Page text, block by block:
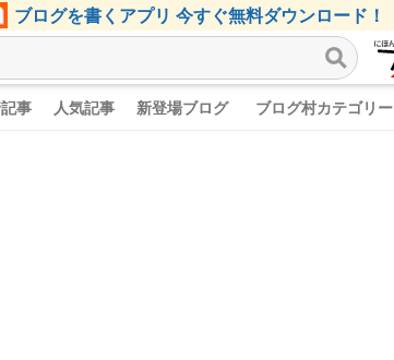
ブログを書くアプリ 今すぐ無料ダウンロード！
事 人気記事 新登場ブログ ブログ村カテゴリー